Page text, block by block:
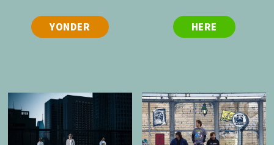
YONDER HERE